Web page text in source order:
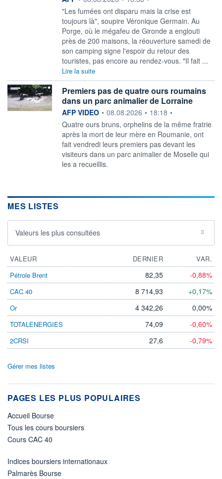
"Les fumées ont disparu mais la crise est
toujours là", soupire Véronique Germain. Au
Porge, où le mégafeu de Gironde a englouti
près de 200 maisons, la réouverture samedi de
son camping signe l'espoir du retour des
touristes, pas encore au rendez-vous. "Il fait ...
Lire la suite
Premiers pas de quatre ours roumains
dans un parc animalier de Lorraine
information fournie par
AFP VIDEO • 08.08.2026 • 18:18 •
Quatre ours bruns, orphelins de la même fratrie
après la mort de leur mère en Roumanie, ont
fait vendredi leurs premiers pas devant les
visiteurs dans un parc animalier de Moselle qui
les a recueillis.
MES LISTES
Valeurs les plus consultées
VALEUR DERNIER
VAR.
Pétrole Brent
82,35 -0,88%
CAC 40 8 714,93 +0,17%
Or 4 342,26 0,00%
TOTALENERGIES 74,09 -0,60%
2CRSI 27,6 -0,79%
Gérer mes listes
PAGES LES PLUS POPULAIRES
Accueil Bourse
Tous les cours boursiers
Cours CAC 40
Indices boursiers internationaux
Palmarès Bourse